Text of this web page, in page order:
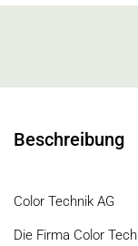
Beschreibung
Color Technik AG
Die Firma Color